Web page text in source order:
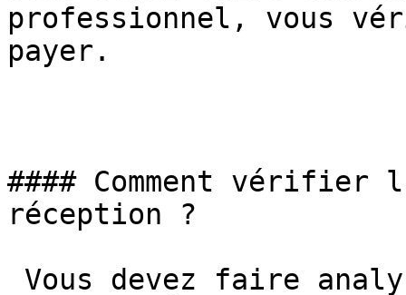
professionnel, vous
payer.
#### Comment
réception ?